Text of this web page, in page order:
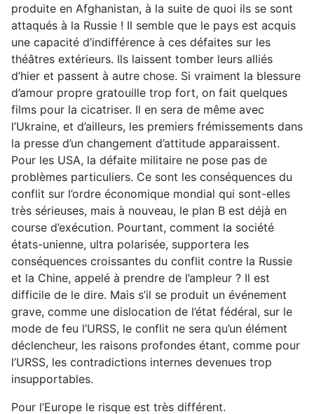
produite en Afghanistan, à la suite de quoi ils se sont
attaqués à la Russie ! Il semble que le pays est acquis
une capacité d’indifférence à ces défaites sur les
théâtres extérieurs. Ils laissent tomber leurs alliés
d’hier et passent à autre chose. Si vraiment la blessure
d’amour propre gratouille trop fort, on fait quelques
films pour la cicatriser. Il en sera de même avec
l’Ukraine, et d’ailleurs, les premiers frémissements dans
la presse d’un changement d’attitude apparaissent.
Pour les USA, la défaite militaire ne pose pas de
problèmes particuliers. Ce sont les conséquences du
conflit sur l’ordre économique mondial qui sont-elles
très sérieuses, mais à nouveau, le plan B est déjà en
course d’exécution. Pourtant, comment la société
états-unienne, ultra polarisée, supportera les
conséquences croissantes du conflit contre la Russie
et la Chine, appelé à prendre de l’ampleur ? Il est
difficile de le dire. Mais s’il se produit un événement
grave, comme une dislocation de l’état fédéral, sur le
mode de feu l’URSS, le conflit ne sera qu’un élément
déclencheur, les raisons profondes étant, comme pour
l’URSS, les contradictions internes devenues trop
insupportables.
Pour l’Europe le risque est très différent.